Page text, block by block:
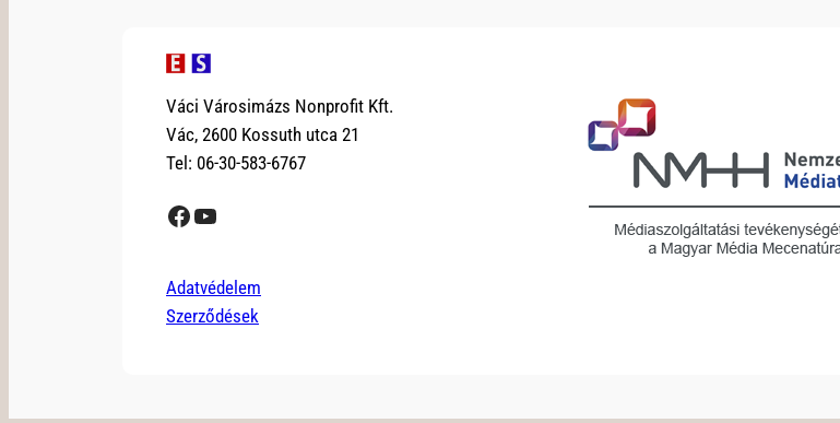
Váci Városimázs Nonprofit Kft.
Vác, 2600 Kossuth utca 21
Tel: 06-30-583-6767
Facebook YouTube
Adatvédelem
Szerződések